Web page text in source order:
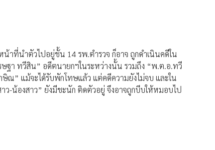
าที่นำตัวไปอยู่ชั้น 14 รพ.ตำรวจ ก็อาจ ถูกดำเนินคดีใน
ฐา ทวีสิน” อดีตนายกฯในระหว่างนั้น รวมถึง “พ.ต.อ.ทวี
ณ” แม้จะได้รับพักโทษแล้ว แต่คดีความยังไม่จบ และใน
าว-น้องสาว” ยังมีชะนัก ติดตัวอยู่ จึงอาจถูกบีบให้หมอบไป